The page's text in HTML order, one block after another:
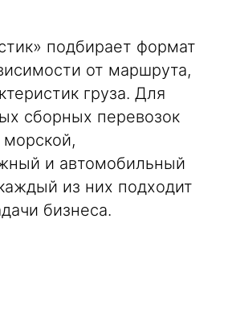
подбирает формат
от маршрута,
груза. Для
сборных перевозок
морской,
и автомобильный
из них подходит
бизнеса.